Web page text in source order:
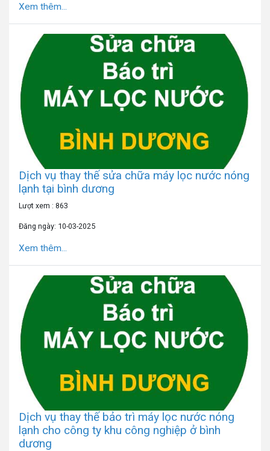
Xem thêm...
Dịch vụ thay thế sửa chữa máy lọc nước nóng
lạnh tại bình dương
Lượt xem : 863
Đăng ngày: 10-03-2025
Xem thêm...
Dịch vụ thay thế bảo trì máy lọc nước nóng
lạnh cho công ty khu công nghiệp ở bình
dương